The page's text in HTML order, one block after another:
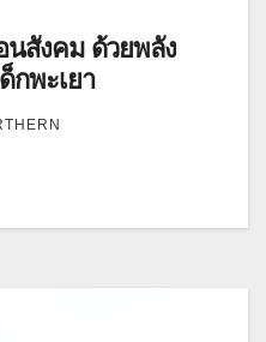
นสังคม ด้วยพลัง
กพะเยา